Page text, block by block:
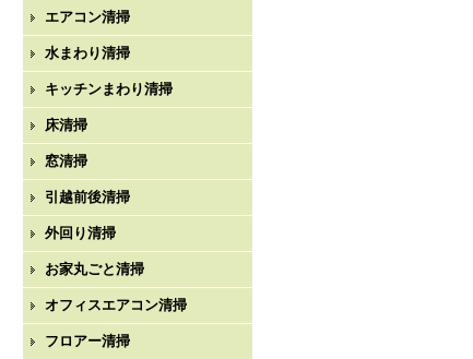
エアコン清掃
水まわり清掃
キッチンまわり清掃
床清掃
窓清掃
引越前後清掃
外回り清掃
お家丸ごと清掃
オフィスエアコン清掃
フロアー清掃